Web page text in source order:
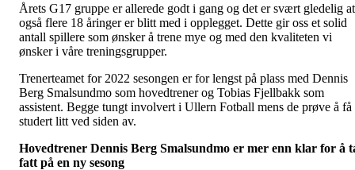
Årets G17 gruppe er allerede godt i gang og det er svært gledelig at
også flere 18 åringer er blitt med i opplegget. Dette gir oss et solid
antall spillere som ønsker å trene mye og med den kvaliteten vi
ønsker i våre treningsgrupper.
Trenerteamet for 2022 sesongen er for lengst på plass med Dennis
Berg Smalsundmo som hovedtrener og Tobias Fjellbakk som
assistent. Begge tungt involvert i Ullern Fotball mens de prøve å få
studert litt ved siden av.
Hovedtrener Dennis Berg Smalsundmo er mer enn klar for å
fatt på en ny sesong